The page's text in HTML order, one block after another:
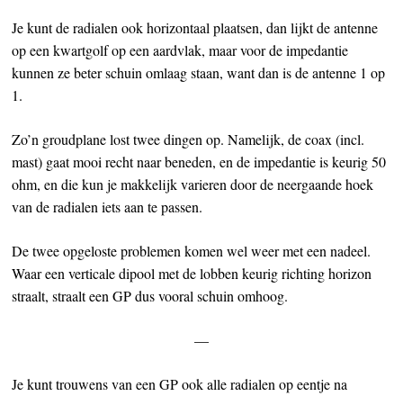
Je kunt de radialen ook horizontaal plaatsen, dan lijkt de antenne
op een kwartgolf op een aardvlak, maar voor de impedantie
kunnen ze beter schuin omlaag staan, want dan is de antenne 1 op
1.
Zo’n groudplane lost twee dingen op. Namelijk, de coax (incl.
mast) gaat mooi recht naar beneden, en de impedantie is keurig 50
ohm, en die kun je makkelijk varieren door de neergaande hoek
van de radialen iets aan te passen.
De twee opgeloste problemen komen wel weer met een nadeel.
Waar een verticale dipool met de lobben keurig richting horizon
straalt, straalt een GP dus vooral schuin omhoog.
—
Je kunt trouwens van een GP ook alle radialen op eentje na